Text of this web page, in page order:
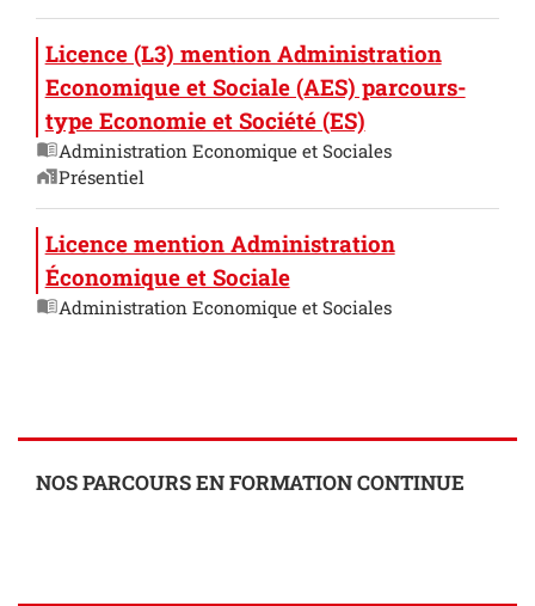
Licence (L3) mention Administration
Economique et Sociale (AES) parcours-
type Economie et Société (ES)
Administration Economique et Sociales
Présentiel
Licence mention Administration
Économique et Sociale
Administration Economique et Sociales
NOS PARCOURS EN FORMATION CONTINUE